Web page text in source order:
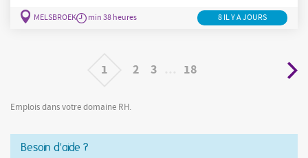
van vacatures via diverse rekruteringskanalen Actief opvolgen
MELSBROEK min 38 heures 8 IL Y A JOURS
1 2 3 18
Emplois dans votre domaine RH.
Besoin d'aide ?